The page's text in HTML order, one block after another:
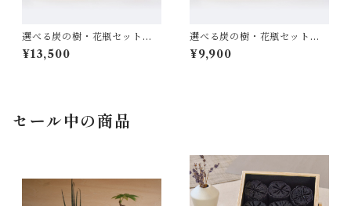
選べる炭の樹・花瓶セット
【炭の樹 2鉢・花瓶 1個】
¥13,500
選べる炭の樹・花瓶セット
【炭の樹 1鉢・花瓶 2個】
¥9,900
セール中の商品